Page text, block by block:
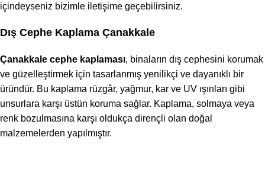
içindeyseniz bizimle iletişime geçebilirsiniz.
Dış Cephe Kaplama Çanakkale
Çanakkale cephe kaplaması, binaların dış cephesini korumak
ve güzelleştirmek için tasarlanmış yenilikçi ve dayanıklı bir
üründür. Bu kaplama rüzgâr, yağmur, kar ve UV ışınları gibi
unsurlara karşı üstün koruma sağlar. Kaplama, solmaya veya
renk bozulmasına karşı oldukça dirençli olan doğal
malzemelerden yapılmıştır.